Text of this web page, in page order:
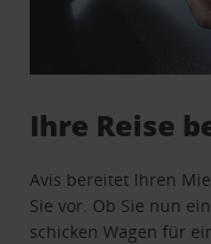
Ihre Reise
Avis bereitet Ihren
Sie vor. Ob Sie nun
schicken Wagen für